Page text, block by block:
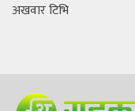
अखवार टिभि